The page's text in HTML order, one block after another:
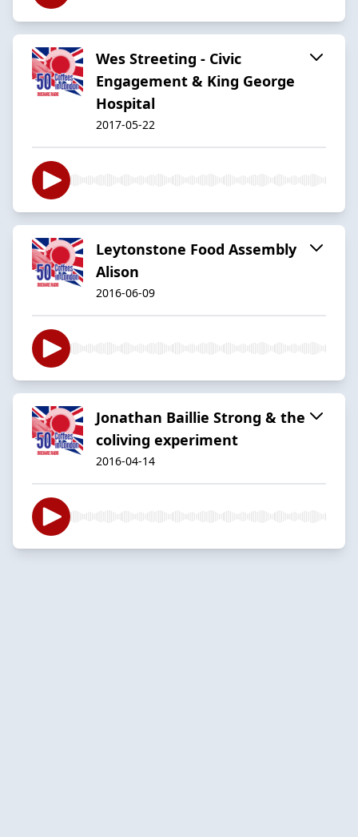
Wes Streeting - Civic
Engagement & King George
Hospital
2017-05-22
Leytonstone Food Assembly
Alison
2016-06-09
Jonathan Baillie Strong & the
coliving experiment
2016-04-14